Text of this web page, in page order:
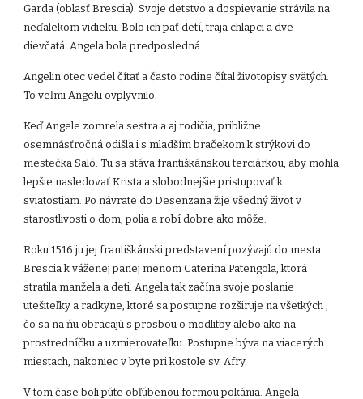
Garda (oblasť Brescia). Svoje detstvo a dospievanie strávila na
neďalekom vidieku. Bolo ich päť detí, traja chlapci a dve
dievčatá. Angela bola predposledná.
Angelin otec vedel čítať a často rodine čítal životopisy svätých.
To veľmi Angelu ovplyvnilo.
Keď Angele zomrela sestra a aj rodičia, približne
osemnásťročná odišla i s mladším bračekom k strýkovi do
mestečka Saló. Tu sa stáva františkánskou terciárkou, aby mohla
lepšie nasledovať Krista a slobodnejšie pristupovať k
sviatostiam. Po návrate do Desenzana žije všedný život v
starostlivosti o dom, polia a robí dobre ako môže.
Roku 1516 ju jej františkánski predstavení pozývajú do mesta
Brescia k váženej panej menom Caterina Patengola, ktorá
stratila manžela a deti. Angela tak začína svoje poslanie
utešiteľky a radkyne, ktoré sa postupne rozširuje na všetkých ,
čo sa na ňu obracajú s prosbou o modlitby alebo ako na
prostredníčku a uzmierovateľku. Postupne býva na viacerých
miestach, nakoniec v byte pri kostole sv. Afry.
V tom čase boli púte obľúbenou formou pokánia. Angela